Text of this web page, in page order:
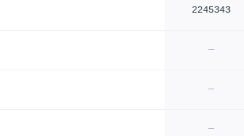
2245343
—
—
—